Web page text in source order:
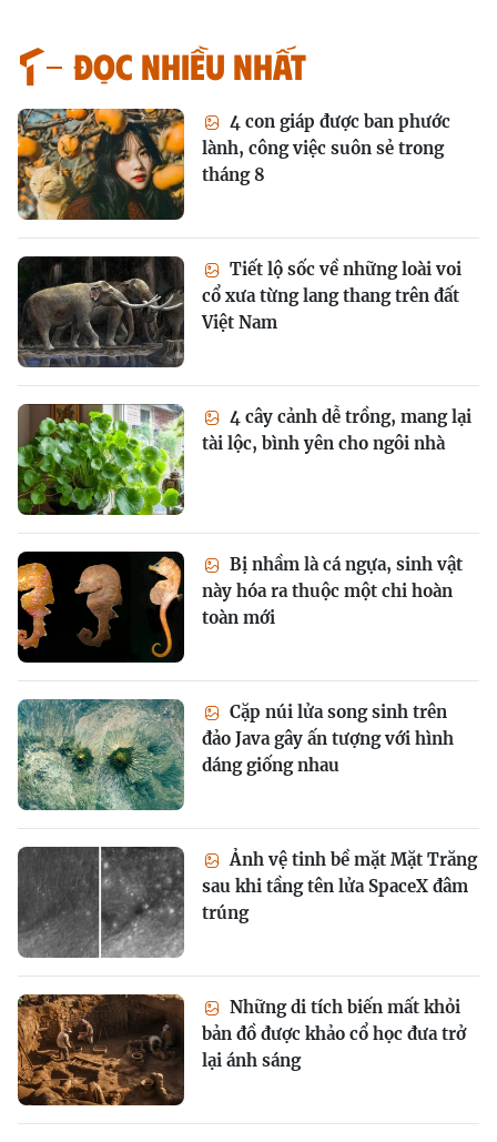
Đọc nhiều nhất
4 con giáp được ban phước
lành, công việc suôn sẻ trong
tháng 8
Tiết lộ sốc về những loài voi
cổ xưa từng lang thang trên đất
Việt Nam
4 cây cảnh dễ trồng, mang lại
tài lộc, bình yên cho ngôi nhà
Bị nhầm là cá ngựa, sinh vật
này hóa ra thuộc một chi hoàn
toàn mới
Cặp núi lửa song sinh trên
đảo Java gây ấn tượng với hình
dáng giống nhau
Ảnh vệ tinh bề mặt Mặt Trăng
sau khi tầng tên lửa SpaceX đâm
trúng
Những di tích biến mất khỏi
bản đồ được khảo cổ học đưa trở
lại ánh sáng